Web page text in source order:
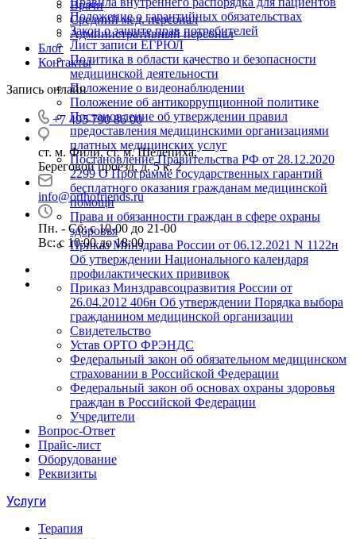
Положение о гарантийных обязательствах
Закон о защите прав потребителей
Лист записи ЕГРЮЛ
Политика в области качество и безопасности
медицинской деятельности
Положение о видеонаблюдении
Положение об антикоррупционной политике
Постановление об утверждении правил
предоставления медицинскими организациями
платных медицинских услуг
Постановление Правительства РФ от 28.12.2020
2299 О Программе государственных гарантий
бесплатного оказания гражданам медицинской
помощи
Права и обязанности граждан в сфере охраны
здоровья
Приказ Минздрава России от 06.12.2021 N 1122н
Об утверждении Национального календаря
профилактических прививок
Приказ Минздравсоцразвития России от
26.04.2012 406н Об утверждении Порядка выбора
гражданином медицинской организации
Свидетельство
Устав ОРТО ФРЭНДС
Федеральный закон об обязательном медицинском
страховании в Российской Федерации
Федеральный закон об основах охраны здоровья
граждан в Российской Федерации
Учредители
Вопрос-Ответ
Прайс-лист
Оборудование
Реквизиты
Услуги
Терапия
Врачи
Средний мед. персонал
Административный персонал
Блог
Контакты
Запись онлайн
+7 495 790 86 00
ст. м. Фили, ст. м. Шелепиха,
Береговой проезд, д. 5 к. 2
info@orthofriends.ru
Пн. - Сб: с 10-00 до 21-00
Вс: c 10:00 до 18:00